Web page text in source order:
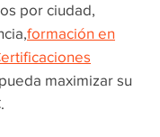
por ciudad,
formación en
maximizar su